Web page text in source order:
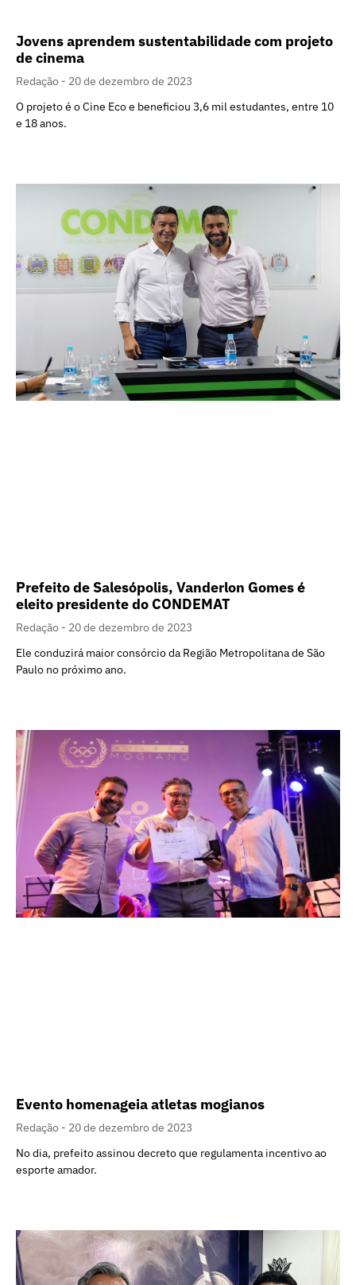
Jovens aprendem sustentabilidade com projeto
de cinema
Redação
20 de dezembro de 2023
O projeto é o Cine Eco e beneficiou 3,6 mil estudantes, entre 10
e 18 anos.
Prefeito de Salesópolis, Vanderlon Gomes é
eleito presidente do CONDEMAT
Redação
20 de dezembro de 2023
Ele conduzirá maior consórcio da Região Metropolitana de São
Paulo no próximo ano.
Evento homenageia atletas mogianos
Redação
20 de dezembro de 2023
No dia, prefeito assinou decreto que regulamenta incentivo ao
esporte amador.